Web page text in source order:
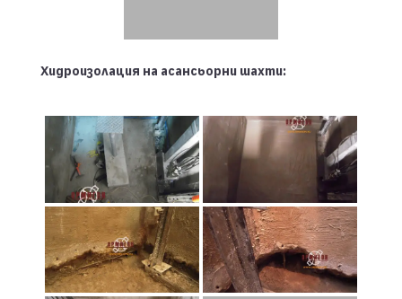
Хидроизолация на асансьорни шахти: